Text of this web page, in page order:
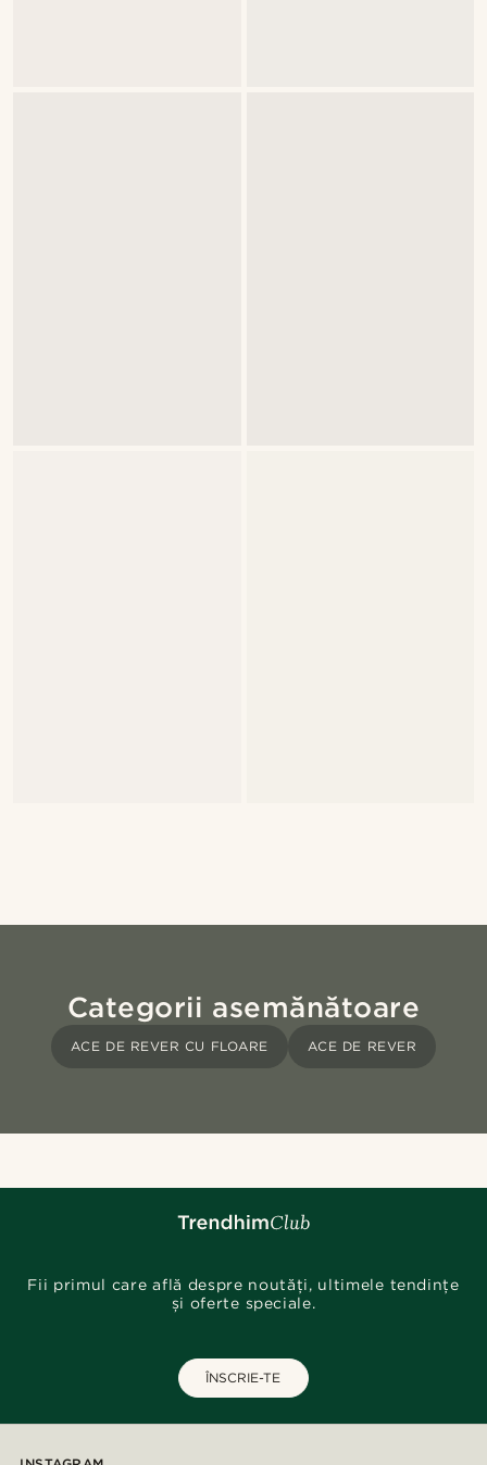
Categorii asemănătoare
ACE DE REVER CU FLOARE ACE DE REVER
Fii primul care află despre noutăți, ultimele tendințe
și oferte speciale.
ÎNSCRIE-TE